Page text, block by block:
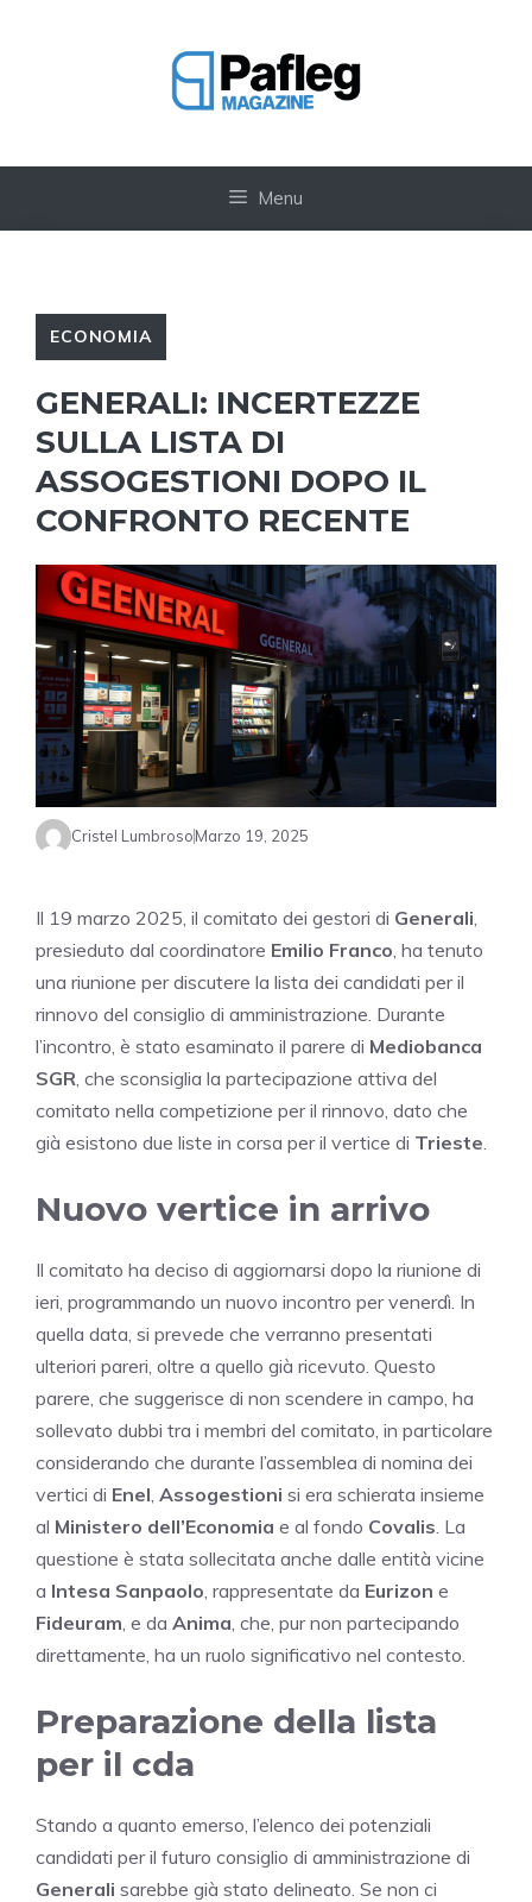
Menu
ECONOMIA
GENERALI: INCERTEZZE
SULLA LISTA DI
ASSOGESTIONI DOPO IL
CONFRONTO RECENTE
Cristel LumbrosoMarzo 19, 2025
Il 19 marzo 2025, il comitato dei gestori di Generali
presieduto dal coordinatore Emilio Franco , ha tenuto
una riunione per discutere la lista dei candidati per il
rinnovo del consiglio di amministrazione. Durante
l’incontro, è stato esaminato il parere di Mediobanca
SGR , che sconsiglia la partecipazione attiva del
comitato nella competizione per il rinnovo, dato che
già esistono due liste in corsa per il vertice di Trieste
Nuovo vertice in arrivo
Il comitato ha deciso di aggiornarsi dopo la riunione di
ieri, programmando un nuovo incontro per venerdì. In
quella data, si prevede che verranno presentati
ulteriori pareri, oltre a quello già ricevuto. Questo
parere, che suggerisce di non scendere in campo, ha
sollevato dubbi tra i membri del comitato, in particolare
considerando che durante l’assemblea di nomina dei
vertici di Enel Assogestioni si era schierata insieme
al Ministero dell’Economia e al fondo Covalis . La
questione è stata sollecitata anche dalle entità vicine
a Intesa Sanpaolo , rappresentate da Eurizon e
Fideuram , e da Anima , che, pur non partecipando
direttamente, ha un ruolo significativo nel contesto.
Preparazione della lista
per il cda
Stando a quanto emerso, l’elenco dei potenziali
candidati per il futuro consiglio di amministrazione di
Generali sarebbe già stato delineato. Se non ci